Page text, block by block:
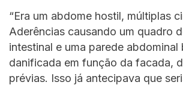
“Era um abdome hostil, múltiplas
Aderências causando um quadro
intestinal e uma parede abdominal
danificada em função da facada,
prévias. Isso já antecipava que